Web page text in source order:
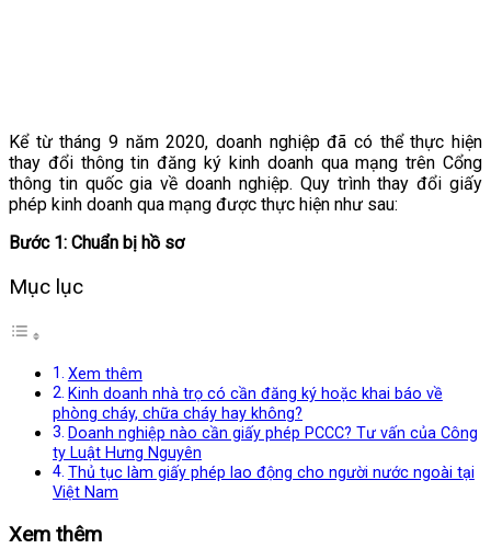
Kể từ tháng 9 năm 2020, doanh nghiệp đã có thể thực hiện
thay đổi thông tin đăng ký kinh doanh qua mạng trên Cổng
thông tin quốc gia về doanh nghiệp. Quy trình thay đổi giấy
phép kinh doanh qua mạng được thực hiện như sau:
Bước 1: Chuẩn bị hồ sơ
Mục lục
Xem thêm
Kinh doanh nhà trọ có cần đăng ký hoặc khai báo về
phòng cháy, chữa cháy hay không?
Doanh nghiệp nào cần giấy phép PCCC? Tư vấn của Công
ty Luật Hưng Nguyên
Thủ tục làm giấy phép lao động cho người nước ngoài tại
Việt Nam
Xem thêm